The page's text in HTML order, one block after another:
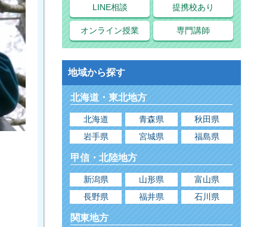
LINE相談 提携校あり
オンライン授業 専門講師
地域から探す
北海道・東北地方
北海道 青森県
秋田県
岩手県
宮城県 福島県
甲信・北陸地方
新潟県 山形県
富山県
長野県
福井県 石川県
関東地方